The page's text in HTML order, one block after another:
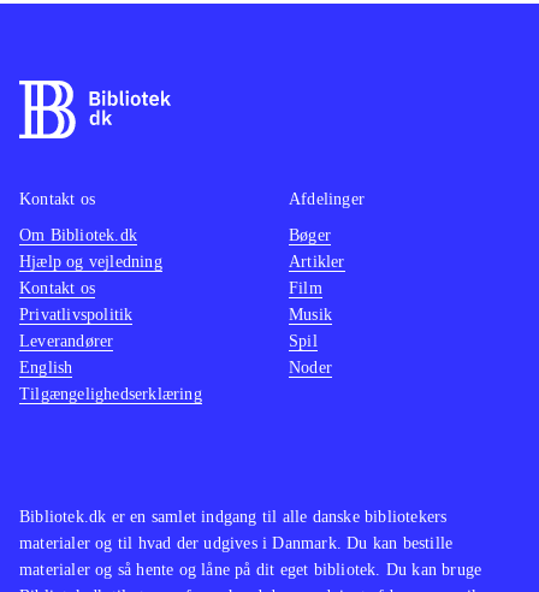
Bibliotek.dk er en samlet indgang til alle danske bibliotekers
materialer og til hvad der udgives i Danmark. Du kan bestille
materialer og så hente og låne på dit eget bibliotek. Du kan bruge
Kontakt os
Om Bibliotek.dk
Hjælp og vejledning
Kontakt os
Privatlivspolitik
Leverandører
English
Tilgængelighedserklæring
Afdelinger
Bøger
Artikler
Film
Musik
Spil
Noder